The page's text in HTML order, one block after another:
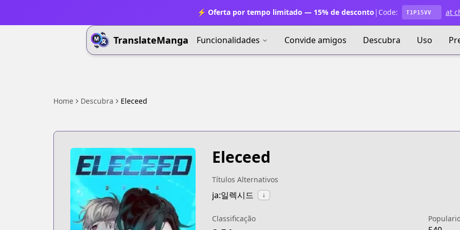
⚡ Oferta por tempo limitado — 15% de desconto | Code: T1P15VV at
TranslateManga Funcionalidades Convide amigos Descubra Uso
Home Descubra Eleceed
Eleceed
Títulos Alternativos
ja:일렉시드 ↓
Classificação